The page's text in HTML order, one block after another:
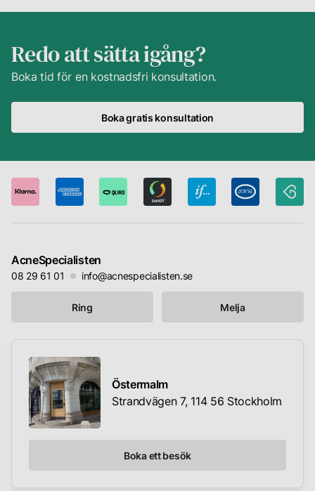
Redo att sätta igång?
Boka tid för en kostnadsfri konsultation.
Boka gratis konsultation
AcneSpecialisten
08 29 61 01 info@acnespecialisten.se
Ring Melja
Östermalm
Strandvägen 7, 114 56 Stockholm
Boka ett besök